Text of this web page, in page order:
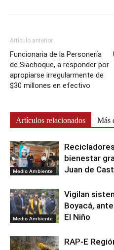
Artículo anterior
Funcionaria de la Personería
de Siachoque, a responder por
apropiarse irregularmente de
$30 millones en efectivo
Artículos relacionados Más
Medio Ambiente
bienestar
Juan de
Medio Ambiente
Vigilan
Boyacá,
El Niño
RAP-E